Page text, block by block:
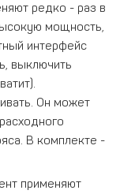
редко - раз в
мощность,
интерфейс
выключить
Он может
В комплекте -
применяют